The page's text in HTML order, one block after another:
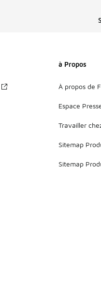
à Propos
À propos de
Espace
Travailler
Sitemap
Sitemap